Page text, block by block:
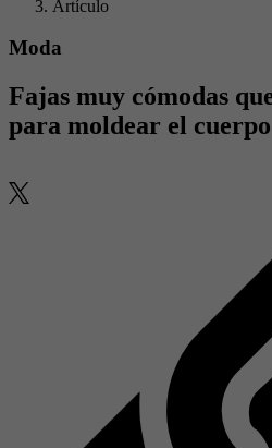
Artículo
Moda
Fajas muy cómodas
para moldear el cuerpo